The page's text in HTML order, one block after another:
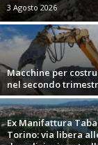
3 Agosto 2026
Macchine per
nel secondo
Ex Manifattura
Torino: via libera